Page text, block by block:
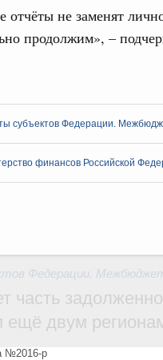
отчёты не заменят
продолжим», –
субъектов Федерации.
финансов Российской
штаб по
№1966-р
31 июля, пятница
отдельных
регионам
социальной
граждан
Федерации.
часть
двум
№2016-р